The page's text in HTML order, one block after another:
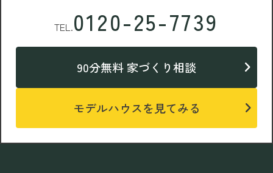
TEL.0120-25-7739
90分無料 家づくり相談
モデルハウスを見てみる